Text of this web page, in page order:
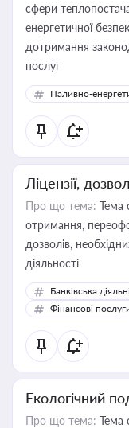
сфери
енергетичної
дотримання
послуг
Паливно-
Ліцензії,
Про що тема: Тема
отримання,
дозволів,
діяльності
Банківська
Фінансові
Екологічний
Про що тема: Тема